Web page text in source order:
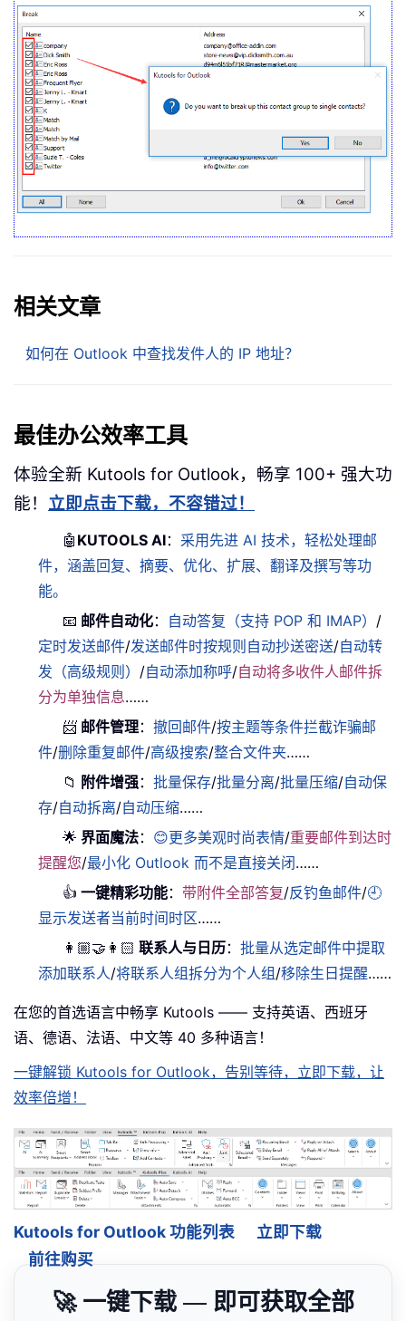
相关文章
如何在 Outlook 中查找发件人的 IP 地址？
最佳办公效率工具
体验全新 Kutools for Outlook，畅享 100+ 强大功
能！ 立即点击下载，不容错过！
🤖 KUTOOLS AI： 采用先进 AI 技术，轻松处理邮
件，涵盖回复、摘要、优化、扩展、翻译及撰写等功
能。
📧 邮件自动化： 自动答复（支持 POP 和 IMAP） /
定时发送邮件/发送邮件时按规则自动抄送密送/自动转
发（高级规则） /自动添加称呼/自动将多收件人邮件拆
分为单独信息……
📨 邮件管理：撤回邮件/按主题等条件拦截诈骗邮
件/删除重复邮件/高级搜索/整合文件夹……
📁 附件增强：批量保存/批量分离/批量压缩/自动保
存/自动拆离/自动压缩……
🌟 界面魔法： 😊更多美观时尚表情/重要邮件到达时
提醒您/最小化 Outlook 而不是直接关闭……
👍 一键精彩功能：带附件全部答复/反钓鱼邮件/🕘
显示发送者当前时间时区……
👩🏼‍🤝‍👩🏻 联系人与日历：批量从选定邮件中提取
添加联系人/将联系人组拆分为个人组/移除生日提醒……
在您的首选语言中畅享 Kutools —— 支持英语、西班牙
语、德语、法语、中文等 40 多种语言！
一键解锁 Kutools for Outlook，告别等待，立即下载，让
效率倍增！
Kutools for Outlook 功能列表
立即下载
前往购买
🚀 一键下载 — 即可获取全部